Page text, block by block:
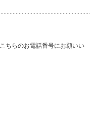
ちらのお電話番号にお願いい